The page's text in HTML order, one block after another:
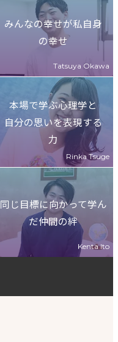
みんなの幸せが私自身
の幸せ
本場で学ぶ心理学と
自分の思いを表現する
力
同じ目標に向かって学ん
だ仲間の絆